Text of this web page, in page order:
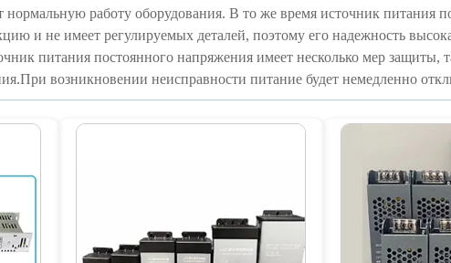
нормальную работу оборудования. В то же время источник питания
и не имеет регулируемых деталей, поэтому его надежность
питания постоянного напряжения имеет несколько мер защиты,
возникновении неисправности питание будет немедленно